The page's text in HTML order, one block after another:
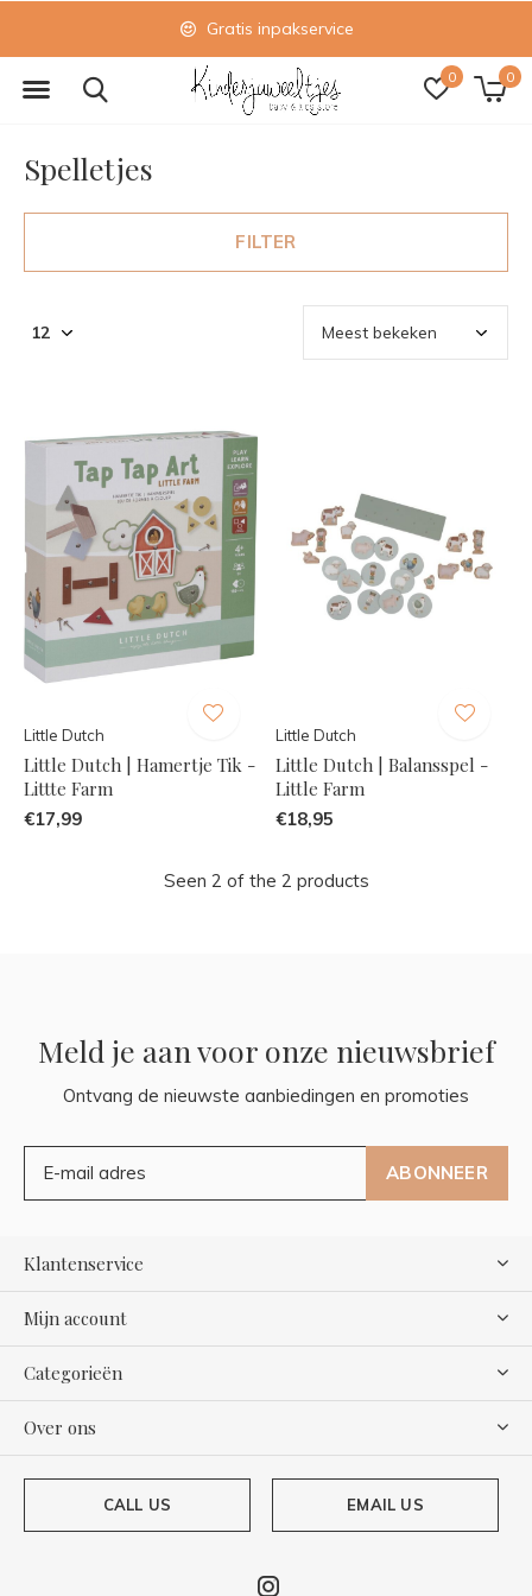
0 0
Gratis inpakservice
Spelletjes
FILTER
Little Dutch
Little Dutch | Hamertje Tik -
Littte Farm
€17,99
Little Dutch
Little Dutch | Balansspel -
Little Farm
€18,95
Seen 2 of the 2 products
Meld je aan voor onze nieuwsbrief
Ontvang de nieuwste aanbiedingen en promoties
ABONNEER
Klantenservice
Mijn account
Categorieën
Over ons
CALL US EMAIL US